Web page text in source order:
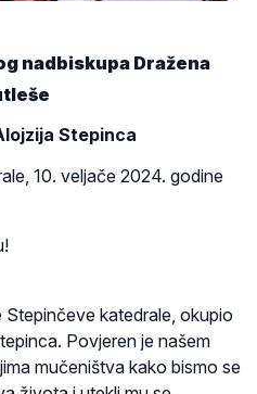
nadbiskupa Dražena
Stepinca
10. veljače 2024. godine
Stepinčeve katedrale, okupio
Povjeren je našem
mučeništva kako bismo se